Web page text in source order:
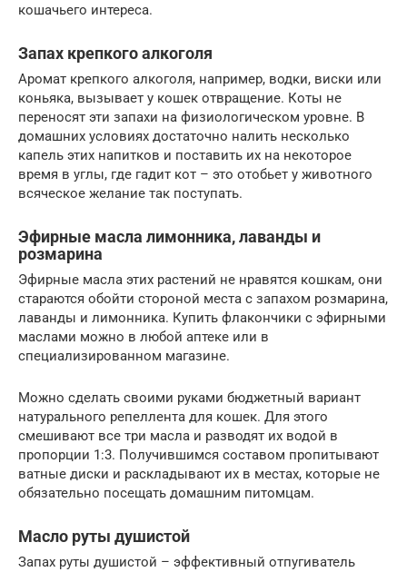
кошачьего интереса.
Запах крепкого алкоголя
Аромат крепкого алкоголя, например, водки, виски или
коньяка, вызывает у кошек отвращение. Коты не
переносят эти запахи на физиологическом уровне. В
домашних условиях достаточно налить несколько
капель этих напитков и поставить их на некоторое
время в углы, где гадит кот – это отобьет у животного
всяческое желание так поступать.
Эфирные масла лимонника, лаванды и
розмарина
Эфирные масла этих растений не нравятся кошкам, они
стараются обойти стороной места с запахом розмарина,
лаванды и лимонника. Купить флакончики с эфирными
маслами можно в любой аптеке или в
специализированном магазине.
Можно сделать своими руками бюджетный вариант
натурального репеллента для кошек. Для этого
смешивают все три масла и разводят их водой в
пропорции 1:3. Получившимся составом пропитывают
ватные диски и раскладывают их в местах, которые не
обязательно посещать домашним питомцам.
Масло руты душистой
Запах руты душистой – эффективный отпугиватель